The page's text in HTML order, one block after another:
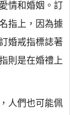
情和婚姻。訂
指上，因為據
婚戒指標誌著
則是在婚禮上
人們也可能佩